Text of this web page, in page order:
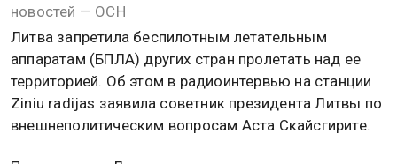
новостей — ОСН
Литва запретила беспилотным летательным
аппаратам (БПЛА) других стран пролетать над ее
территорией. Об этом в радиоинтервью на станции
Ziniu radijas заявила советник президента Литвы по
внешнеполитическим вопросам Аста Скайсгирите.